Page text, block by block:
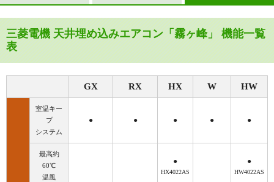
三菱電機 天井埋め込みエアコン「霧ヶ峰」 機能一覧
表
GX RX HX W HW
室温キー
プ
システム
● ● ● ● ●
最高約
60℃
温風
●
HX4022AS
●
HW4022AS